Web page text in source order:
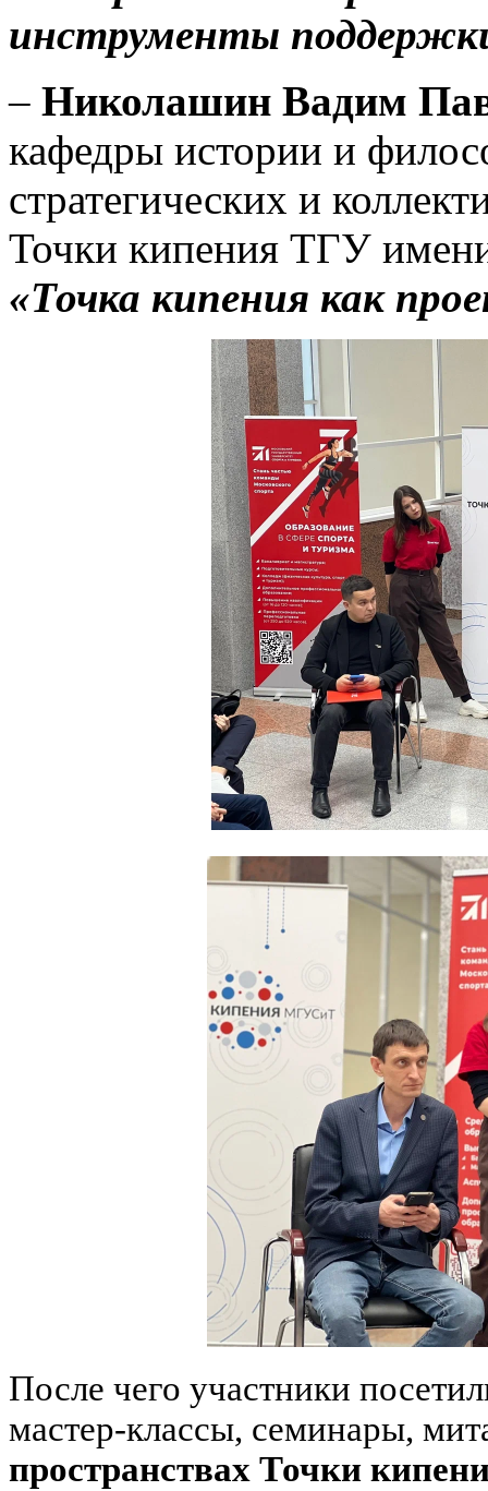
инструменты
– Николашин Вадим
кафедры истории и
стратегических и
Точки кипения ТГУ
«Точка кипения как
После чего участники
мастер-классы, семинары,
пространствах Точки